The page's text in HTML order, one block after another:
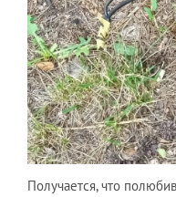
Получается, что